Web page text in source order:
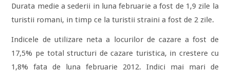
Durata medie a sederii in luna februarie a fost de 1,9 zile la
turistii romani, in timp ce la turistii straini a fost de 2 zile.
Indicele de utilizare neta a locurilor de cazare a fost de
17,5% pe total structuri de cazare turistica, in crestere cu
1,8% fata de luna februarie 2012. Indici mai mari de